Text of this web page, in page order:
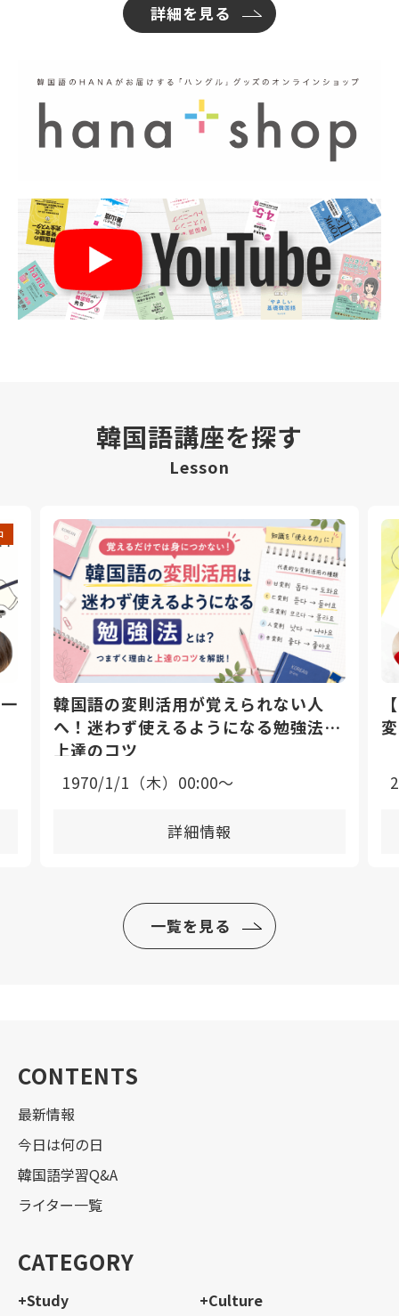
詳細を見る
韓国語講座を探す
Lesson
韓国語の変則活用が覚えられない人
へ！迷わず使えるようになる勉強法と
上達のコツ
1970/1/1（木）00:00〜
詳細情報
一覧を見る
CONTENTS
最新情報
今日は何の日
韓国語学習Q&A
ライター一覧
CATEGORY
+Study
+Culture